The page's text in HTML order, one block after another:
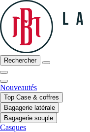
Rechercher
Nouveautés
Top Case & coffres
Bagagerie latérale
Bagagerie souple
Casques